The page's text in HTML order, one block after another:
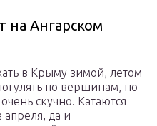
Ангарском
в Крыму зимой, летом
по вершинам, но
скучно. Катаются
да и